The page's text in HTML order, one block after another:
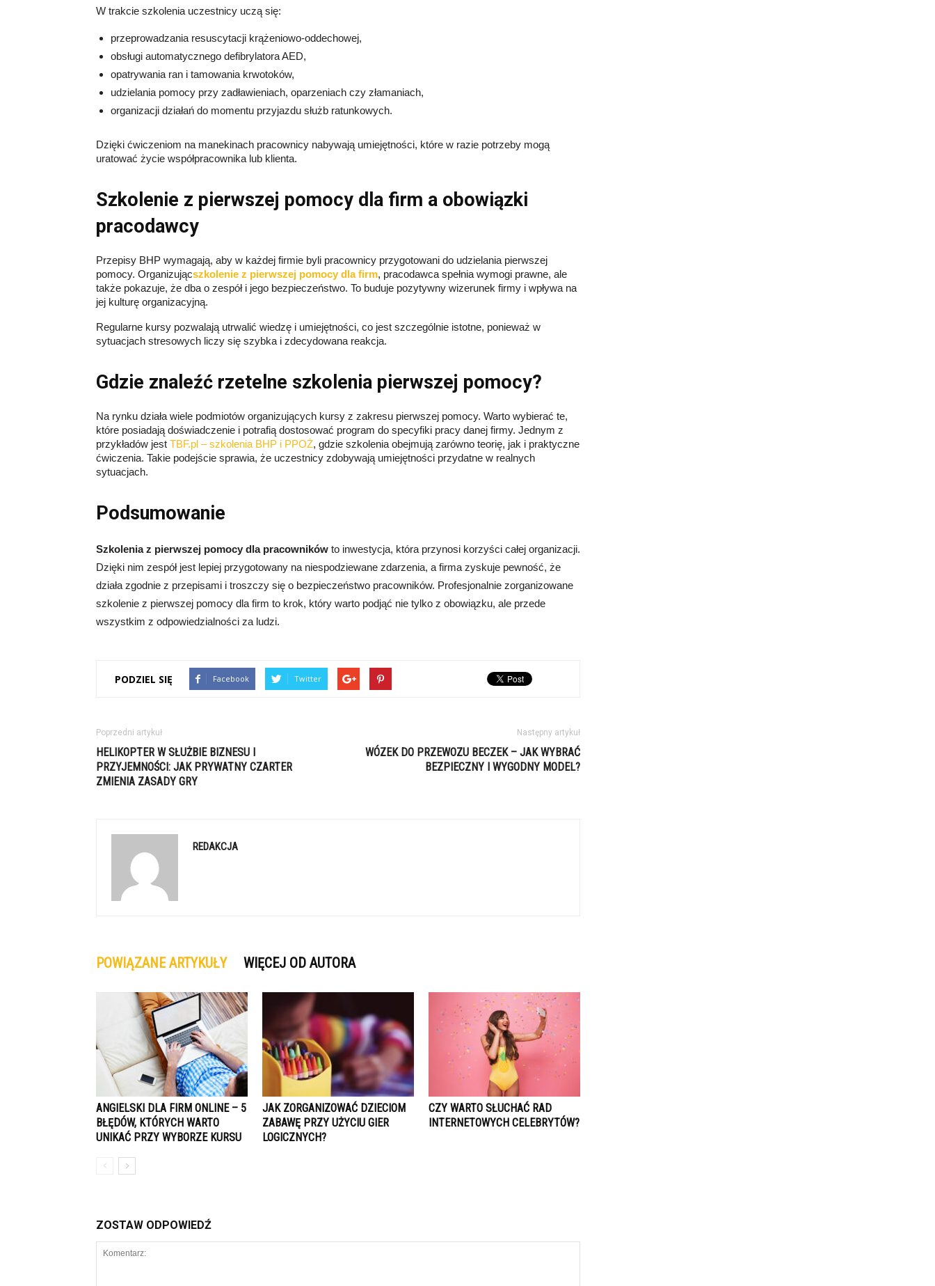
W trakcie szkolenia uczestnicy uczą się:
przeprowadzania resuscytacji krążeniowo-oddechowej,
obsługi automatycznego defibrylatora AED,
opatrywania ran i tamowania krwotoków,
udzielania pomocy przy zadławieniach, oparzeniach czy złamaniach,
organizacji działań do momentu przyjazdu służb ratunkowych.
Dzięki ćwiczeniom na manekinach pracownicy nabywają umiejętności, które w razie potrzeby mogą
uratować życie współpracownika lub klienta.
Szkolenie z pierwszej pomocy dla firm a obowiązki
pracodawcy
Przepisy BHP wymagają, aby w każdej firmie byli pracownicy przygotowani do udzielania pierwszej
pomocy. Organizującszkolenie z pierwszej pomocy dla firm, pracodawca spełnia wymogi prawne, ale
także pokazuje, że dba o zespół i jego bezpieczeństwo. To buduje pozytywny wizerunek firmy i wpływa na
jej kulturę organizacyjną.
Regularne kursy pozwalają utrwalić wiedzę i umiejętności, co jest szczególnie istotne, ponieważ w
sytuacjach stresowych liczy się szybka i zdecydowana reakcja.
Gdzie znaleźć rzetelne szkolenia pierwszej pomocy?
Na rynku działa wiele podmiotów organizujących kursy z zakresu pierwszej pomocy. Warto wybierać te,
które posiadają doświadczenie i potrafią dostosować program do specyfiki pracy danej firmy. Jednym z
przykładów jest TBF.pl – szkolenia BHP i PPOŻ, gdzie szkolenia obejmują zarówno teorię, jak i praktyczne
ćwiczenia. Takie podejście sprawia, że uczestnicy zdobywają umiejętności przydatne w realnych
sytuacjach.
Podsumowanie
Szkolenia z pierwszej pomocy dla pracowników to inwestycja, która przynosi korzyści całej organizacji.
Dzięki nim zespół jest lepiej przygotowany na niespodziewane zdarzenia, a firma zyskuje pewność, że
działa zgodnie z przepisami i troszczy się o bezpieczeństwo pracowników. Profesjonalnie zorganizowane
szkolenie z pierwszej pomocy dla firm to krok, który warto podjąć nie tylko z obowiązku, ale przede
wszystkim z odpowiedzialności za ludzi.
PODZIEL SIĘ Facebook Twitter
Poprzedni artykuł
HELIKOPTER W SŁUŻBIE BIZNESU I
PRZYJEMNOŚCI: JAK PRYWATNY CZARTER
ZMIENIA ZASADY GRY
Następny artykuł
WÓZEK DO PRZEWOZU BECZEK – JAK WYBRAĆ
BEZPIECZNY I WYGODNY MODEL?
REDAKCJA
POWIĄZANE ARTYKUŁY WIĘCEJ OD AUTORA
ANGIELSKI DLA FIRM ONLINE – 5
BŁĘDÓW, KTÓRYCH WARTO
UNIKAĆ PRZY WYBORZE KURSU
JAK ZORGANIZOWAĆ DZIECIOM
ZABAWĘ PRZY UŻYCIU GIER
LOGICZNYCH?
CZY WARTO SŁUCHAĆ RAD
INTERNETOWYCH CELEBRYTÓW?
ZOSTAW ODPOWIEDŹ